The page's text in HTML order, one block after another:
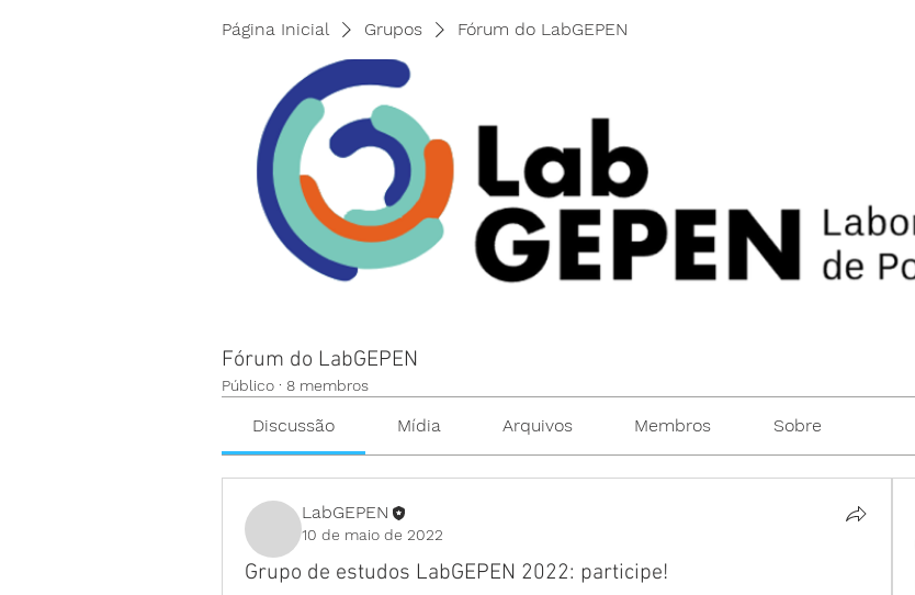
Página Inicial Grupos Fórum do LabGEPEN
Fórum do LabGEPEN
Público · 8 membros
Discussão Mídia Arquivos Membros Sobre
LabGEPEN
10 de maio de 2022
Grupo de estudos LabGEPEN 2022: participe!